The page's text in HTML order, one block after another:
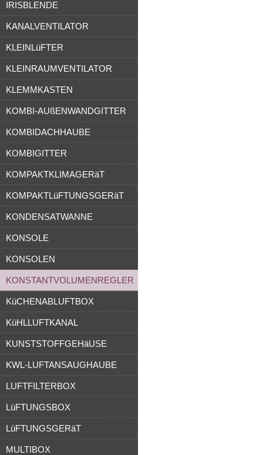
IRISBLENDE
KANALVENTILATOR
KLEINLüFTER
KLEINRAUMVENTILATOR
KLEMMKASTEN
KOMBI-AUßENWANDGITTER
KOMBIDACHHAUBE
KOMBIGITTER
KOMPAKTKLIMAGERäT
KOMPAKTLüFTUNGSGERäT
KONDENSATWANNE
KONSOLE
KONSOLEN
KONSTANTVOLUMENREGLER
KüCHENABLUFTBOX
KüHLLUFTKANAL
KUNSTSTOFFGEHäUSE
KWL-LUFTANSAUGHAUBE
LUFTFILTERBOX
LüFTUNGSBOX
LüFTUNGSGERäT
MULTIBOX